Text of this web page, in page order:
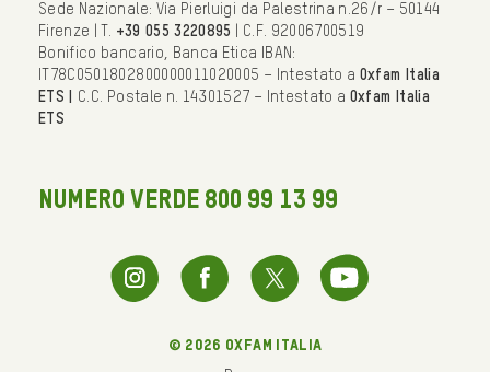
Sede Nazionale: Via Pierluigi da Palestrina n.26/r – 50144
Firenze | T. +39 055 3220895
| C.F. 92006700519
Bonifico bancario, Banca Etica IBAN:
IT78C0501802800000011020005 – Intestato a Oxfam Italia
ETS | C.C. Postale n. 14301527 – Intestato a Oxfam Italia
ETS
NUMERO VERDE 800 99 13 99
© 2026 oxfam italia